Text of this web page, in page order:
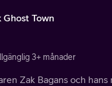
Ghost Town
3+ månader
Zak Bagans och